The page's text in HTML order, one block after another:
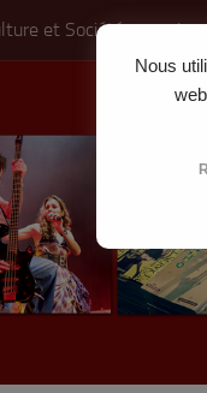
Nous
et Société